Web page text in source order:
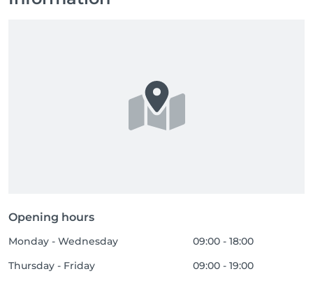
Opening hours
Monday - Wednesday
09:00 - 18:00
Thursday - Friday
09:00 - 19:00